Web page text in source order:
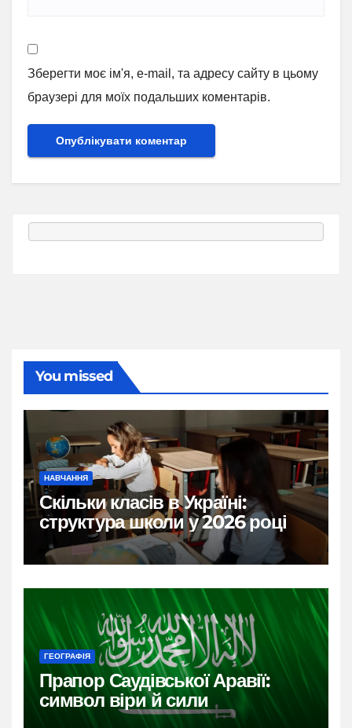
Зберегти моє ім'я, e-mail, та адресу сайту в цьому
браузері для моїх подальших коментарів.
You missed
НАВЧАННЯ
Скільки класів в Україні:
структура школи у 2026 році
ГЕОГРАФІЯ
Прапор Саудівської Аравії:
символ віри й сили